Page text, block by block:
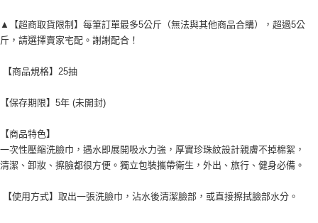
▲【超商取貨限制】每筆訂單最多5公斤（無法與其他商品合購），超過5公
斤，請選擇賣家宅配。謝謝配合！
【商品規格】25抽
【保存期限】5年 (未開封)
【商品特色】
一次性壓縮洗臉巾，遇水即展開吸水力強，厚實珍珠紋設計親膚不掉棉絮，
清潔、卸妝、擦臉都很方便。獨立包裝攜帶衛生，外出、旅行、健身必備。
【使用方式】取出一張洗臉巾，沾水後清潔臉部，或直接擦拭臉部水分。